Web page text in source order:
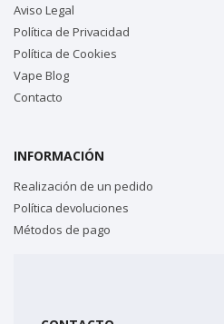
Aviso Legal
Política de Privacidad
Política de Cookies
Vape Blog
Contacto
INFORMACIÓN
Realización de un pedido
Política devoluciones
Métodos de pago